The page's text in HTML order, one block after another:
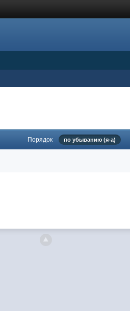
Порядок по убыванию (я-а)